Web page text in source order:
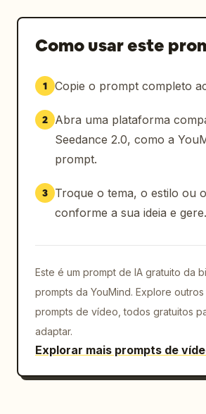
Como usar este
1 Copie o prompt completo
2
Abra uma plataforma
Seedance 2.0, como a
prompt.
3
Troque o tema, o estilo ou
conforme a sua ideia e gere.
Este é um prompt de IA gratuito da
prompts da YouMind. Explore
prompts de vídeo, todos gratuitos
adaptar.
Explorar mais prompts de